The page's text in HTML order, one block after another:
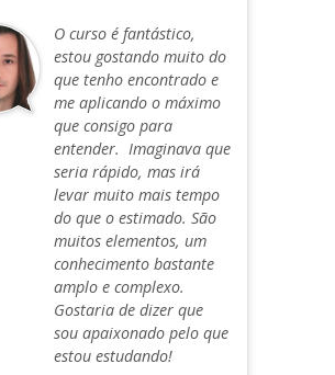
O curso é fantástico,
estou gostando muito do
que tenho encontrado e
me aplicando o máximo
que consigo para
entender. Imaginava que
seria rápido, mas irá
levar muito mais tempo
do que o estimado. São
muitos elementos, um
conhecimento bastante
amplo e complexo.
Gostaria de dizer que
sou apaixonado pelo que
estou estudando!